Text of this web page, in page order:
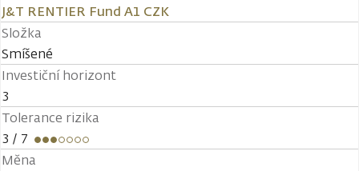
J&T RENTIER Fund A1 CZK
Složka
Smíšené
Investiční horizont
3
Tolerance rizika
3 / 7
Měna